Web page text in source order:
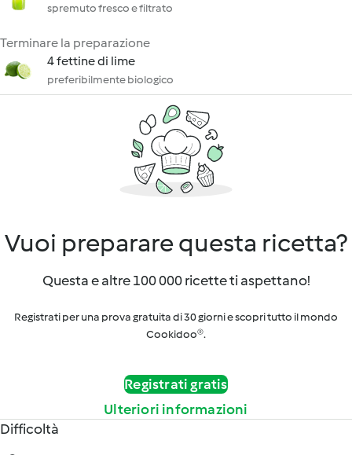
spremuto fresco e filtrato
Terminare la preparazione
4 fettine di lime
preferibilmente biologico
Vuoi preparare questa ricetta?
Questa e altre 100 000 ricette ti aspettano!
Registrati per una prova gratuita di 30 giorni e scopri tutto il mondo
Cookidoo®.
Registrati gratis
Ulteriori informazioni
Difficoltà